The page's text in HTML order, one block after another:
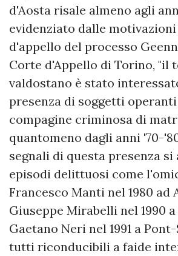
d'Aosta risale almeno agli
evidenziato dalle
d'appello del processo
Corte d'Appello di Torino, "il
valdostano è stato
presenza di soggetti
compagine criminosa di
quantomeno dagli anni '70-
segnali di questa presenza si
episodi delittuosi come
Francesco Manti nel 1980 ad
Giuseppe Mirabelli nel 1990
Gaetano Neri nel 1991 a
tutti riconducibili a faide